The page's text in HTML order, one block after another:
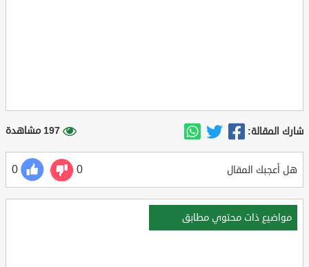
شارك المقالة: 197 مشاهدة
هل أعجبك المقال 0
0
مواضيع ذات محتوي مطابق